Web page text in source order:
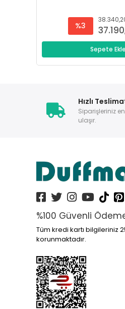
%3
Sepete Ekle
Hızlı
Siparişleriniz
ulaşır.
%100 Güvenli
Tüm kredi kartı bilgileriniz
korunmaktadır.